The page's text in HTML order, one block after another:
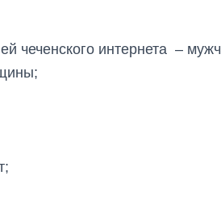
чеченского интернета –